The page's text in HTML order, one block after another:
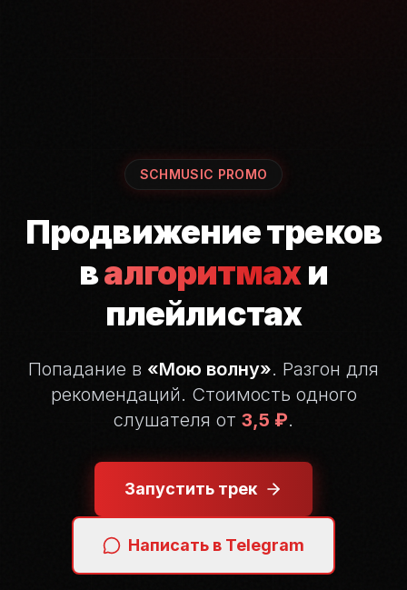
SCHMUSIC PROMO
Продвижение треков
валгоритмахи
плейлистах
Попадание в «Мою волну». Разгон для
рекомендаций. Стоимость одного
слушателя от 3,5 ₽.
Запустить трек
Написать в Telegram